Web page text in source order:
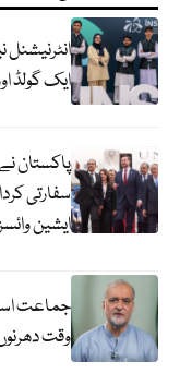
ایک گولڈ
پاکستان نے
سفارتی
ایشین
وقت